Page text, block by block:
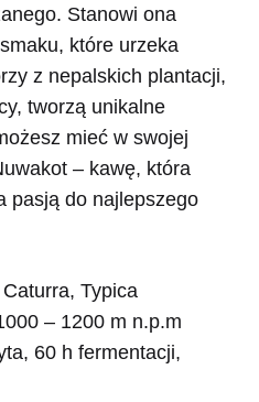
Stanowi ona
które urzeka
z nepalskich plantacji,
tworzą unikalne
mieć w swojej
– kawę, która
pasją do najlepszego
Typica
– 1200 m n.p.m
60 h fermentacji,